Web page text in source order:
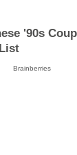
'90s
Brainberries